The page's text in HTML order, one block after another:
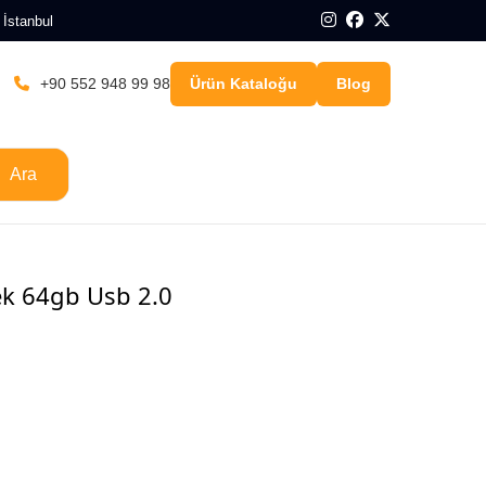
+90 552 948 99 98 Ürün Kataloğu Blog
Ara
64gb Usb 2.0